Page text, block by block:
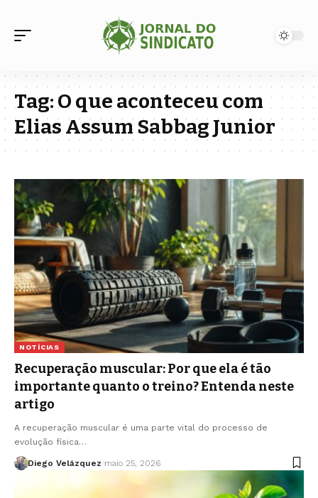
Tag:O que aconteceu com
Elias Assum Sabbag Junior
NOTÍCIAS
Recuperação muscular: Por que ela é tão
importante quanto o treino? Entenda neste
artigo
A recuperação muscular é uma parte vital do processo de
evolução física…
Diego Velázquez maio 25, 2026